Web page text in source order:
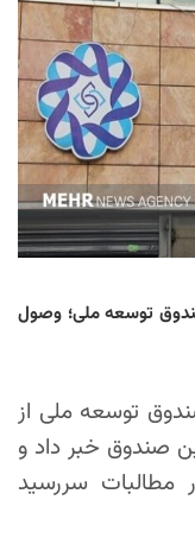
صندوق توسعه ملی؛ وصول
توسعه ملی از
این صندوق خبر داد و
میلیارد دلار مطالبات سررسید